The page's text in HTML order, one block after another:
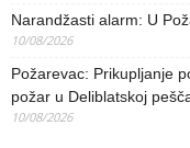
Narandžasti alarm: U
10/08/2026
Požarevac: Prikupljanje
požar u Deliblatskoj
10/08/2026